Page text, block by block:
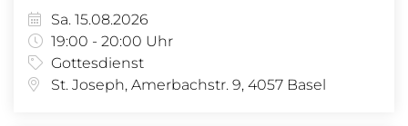
Sa. 15.08.2026
19:00 - 20:00 Uhr
Gottesdienst
St. Joseph, Amerbachstr. 9, 4057 Basel